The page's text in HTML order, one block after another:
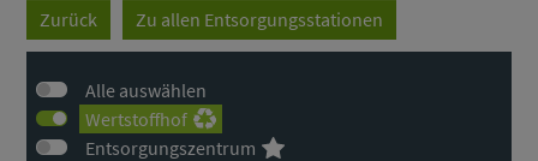
Zurück Zu allen Entsorgungsstationen
Alle auswählen
Wertstoffhof
Entsorgungszentrum